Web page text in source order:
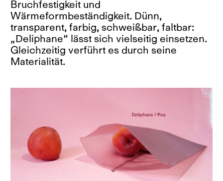
Bruchfestigkeit und
Wärmeformbeständigkeit. Dünn,
transparent, farbig, schweißbar, faltbar:
„Deliphane“ lässt sich vielseitig einsetzen.
Gleichzeitig verführt es durch seine
Materialität.